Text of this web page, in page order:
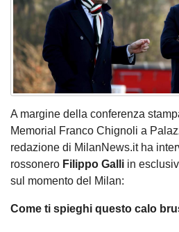
A margine della conferenza
Memorial Franco Chignoli a
redazione di MilanNews.it ha
rossonero Filippo Galli in
sul momento del Milan:
Come ti spieghi questo calo